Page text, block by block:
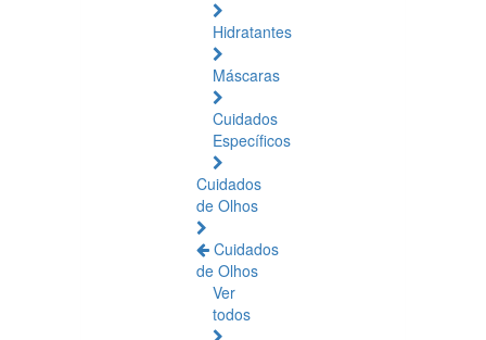
Hidratantes
Máscaras
Cuidados
Específicos
Cuidados
de Olhos
Cuidados
de Olhos
Ver
todos